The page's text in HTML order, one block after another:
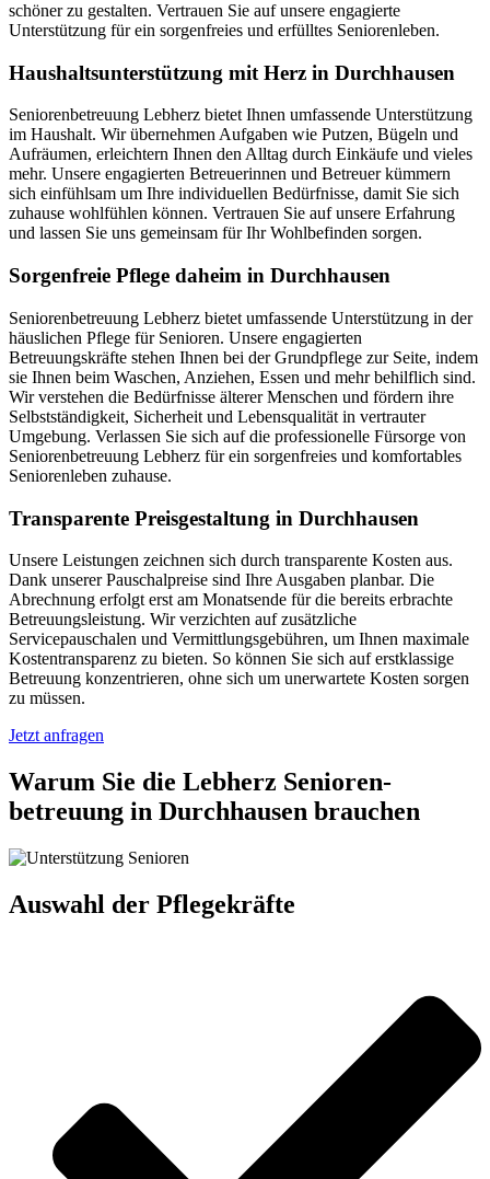
schöner zu gestalten. Vertrauen Sie auf unsere engagierte
Unterstützung für ein sorgenfreies und erfülltes Seniorenleben.
Haushalts­unterstützung mit Herz in Durchhausen
Seniorenbetreuung Lebherz bietet Ihnen umfassende Unterstützung
im Haushalt. Wir übernehmen Aufgaben wie Putzen, Bügeln und
Aufräumen, erleichtern Ihnen den Alltag durch Einkäufe und vieles
mehr. Unsere engagierten Betreuerinnen und Betreuer kümmern
sich einfühlsam um Ihre individuellen Bedürfnisse, damit Sie sich
zuhause wohlfühlen können. Vertrauen Sie auf unsere Erfahrung
und lassen Sie uns gemeinsam für Ihr Wohlbefinden sorgen.
Sorgenfreie Pflege daheim in Durchhausen
Seniorenbetreuung Lebherz bietet umfassende Unterstützung in der
häuslichen Pflege für Senioren. Unsere engagierten
Betreuungskräfte stehen Ihnen bei der Grundpflege zur Seite, indem
sie Ihnen beim Waschen, Anziehen, Essen und mehr behilflich sind.
Wir verstehen die Bedürfnisse älterer Menschen und fördern ihre
Selbstständigkeit, Sicherheit und Lebensqualität in vertrauter
Umgebung. Verlassen Sie sich auf die professionelle Fürsorge von
Seniorenbetreuung Lebherz für ein sorgenfreies und komfortables
Seniorenleben zuhause.
Transparente Preisgestaltung in Durchhausen
Unsere Leistungen zeichnen sich durch transparente Kosten aus.
Dank unserer Pauschalpreise sind Ihre Ausgaben planbar. Die
Abrechnung erfolgt erst am Monatsende für die bereits erbrachte
Betreuungsleistung. Wir verzichten auf zusätzliche
Servicepauschalen und Vermittlungsgebühren, um Ihnen maximale
Kostentransparenz zu bieten. So können Sie sich auf erstklassige
Betreuung konzentrieren, ohne sich um unerwartete Kosten sorgen
zu müssen.
Jetzt anfragen
Warum Sie die Lebherz Senioren­
betreuung in Durchhausen brauchen
Auswahl der Pflegekräfte